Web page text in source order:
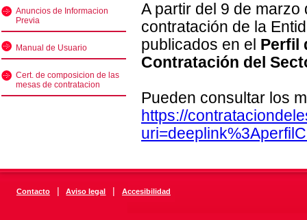
Anuncios de Informacion
Previa
Manual de Usuario
Cert. de composicion de las
mesas de contratacion
A partir del 9 de
contratación de la
publicados en el Perfil
Contratación del
Pueden consultar los
https://
Contacto | Aviso legal | Accesibilidad